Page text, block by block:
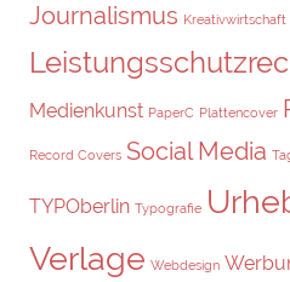
Journalismus Kreativwirtschaft
Medienkunst PaperC Plattencover
Record Covers Social Media
TYPOberlin Typografie
Verlage Webdesign